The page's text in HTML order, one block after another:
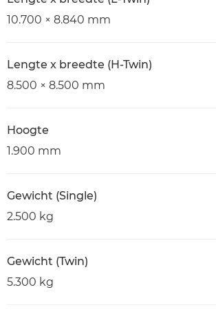
10.700 × 8.840 mm
Lengte x breedte (H-Twin)
8.500 × 8.500 mm
Hoogte
1.900 mm
Gewicht (Single)
2.500 kg
Gewicht (Twin)
5.300 kg